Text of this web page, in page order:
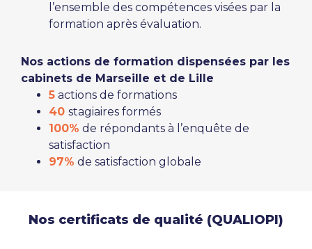
l’ensemble des compétences visées par la
formation après évaluation.
Nos actions de formation dispensées par les
cabinets de Marseille et de Lille
5 actions de formations
40 stagiaires formés
100% de répondants à l’enquête de
satisfaction
97% de satisfaction globale
Nos certificats de qualité (QUALIOPI)